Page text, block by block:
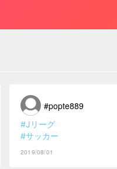
#popte889
#Jリーグ
#サッカー
2019/08/01